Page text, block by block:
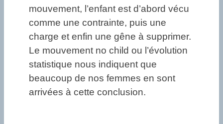
mouvement, l’enfant est d’abord vécu
comme une contrainte, puis une
charge et enfin une gêne à supprimer.
Le mouvement no child ou l’évolution
statistique nous indiquent que
beaucoup de nos femmes en sont
arrivées à cette conclusion.